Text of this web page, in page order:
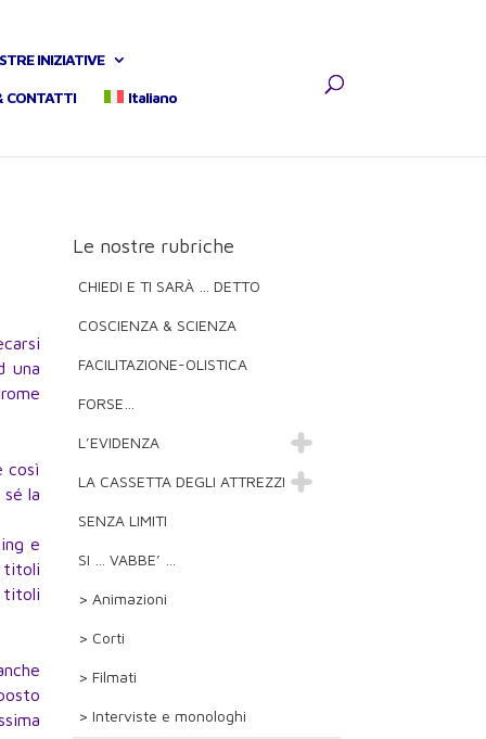
INIZIATIVE
CONTATTI Italiano
una
così
la
e
titoli
titoli
Le nostre rubriche
CHIEDI E TI SARÀ … DETTO
COSCIENZA & SCIENZA
FACILITAZIONE-OLISTICA
FORSE…
L’EVIDENZA
LA CASSETTA DEGLI ATTREZZI
SENZA LIMITI
SI … VABBE’ …
> Animazioni
> Corti
> Filmati
> Interviste e monologhi